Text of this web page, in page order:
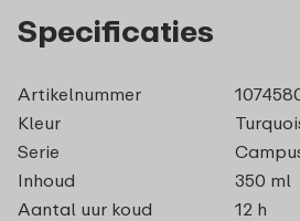
Specificaties
Artikelnummer
Kleur
Serie
Inhoud
350 ml
Aantal uur koud
12 h